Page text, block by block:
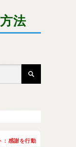
法
：感謝を行動